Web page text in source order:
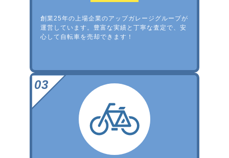
創業25年の上場企業のアップガレージグループが
運営しています。豊富な実績と丁寧な査定で、安
心して自転車を売却できます！